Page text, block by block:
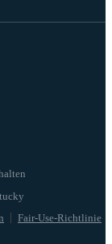
Fair-Use-Richtlinie